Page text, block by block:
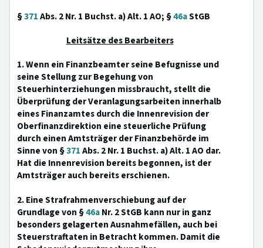
§371Abs. 2 Nr. 1 Buchst. a) Alt. 1 AO; §46aStGB
Leitsätze des Bearbeiters
1. Wenn ein Finanzbeamter seine Befugnisse und
seine Stellung zur Begehung von
Steuerhinterziehungen missbraucht, stellt die
Überprüfung der Veranlagungsarbeiten innerhalb
eines Finanzamtes durch die Innenrevision der
Oberfinanzdirektion eine steuerliche Prüfung
durch einen Amtsträger der Finanzbehörde im
Sinne von §371Abs. 2 Nr. 1 Buchst. a) Alt. 1 AO dar.
Hat die Innenrevision bereits begonnen, ist der
Amtsträger auch bereits erschienen.
2. Eine Strafrahmenverschiebung auf der
Grundlage von §46aNr. 2 StGB kann nur in ganz
besonders gelagerten Ausnahmefällen, auch bei
Steuerstraftaten in Betracht kommen. Damit die